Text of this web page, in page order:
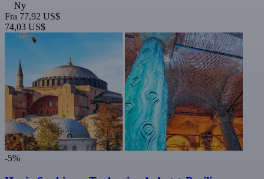
Ny
Fra 77,92 US$
74,03 US$
-5%